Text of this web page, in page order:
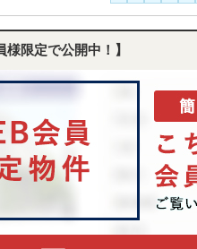
様限定で公開中！】